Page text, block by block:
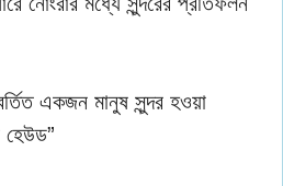
একজন মানুষ সুন্দর হওয়া
হেউড”